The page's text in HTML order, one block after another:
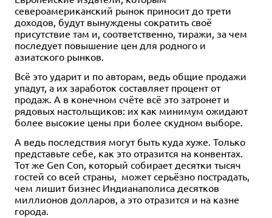
североамериканский рынок приносит до трети
доходов, будут вынуждены сократить своё
присутствие там и, соответственно, тиражи, за чем
последует повышение цен для родного и
азиатского рынков.
Всё это ударит и по авторам, ведь общие продажи
упадут, а их заработок составляет процент от
продаж. А в конечном счёте всё это затронет и
рядовых настольщиков: их как минимум ожидают
более высокие цены при более скудном выборе.
А ведь последствия могут быть куда хуже. Только
представьте себе, как это отразится на конвентах.
Тот же Gen Con, который собирает десятки тысяч
гостей со всей страны, может серьёзно пострадать,
чем лишит бизнес Индианаполиса десятков
миллионов долларов, а это отразится и на казне
города.